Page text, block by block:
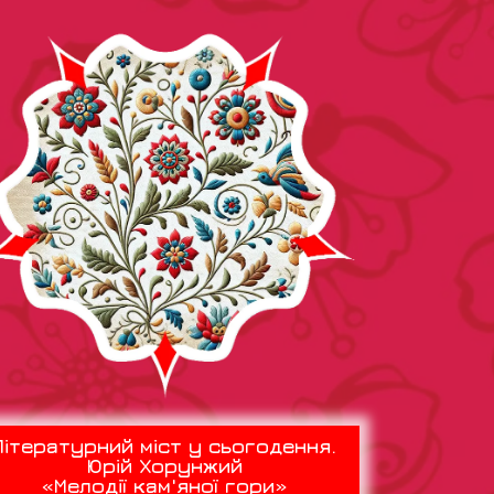
міст у сьогодення.
Юрій Хорунжий
«Мелодії кам'яної гори»